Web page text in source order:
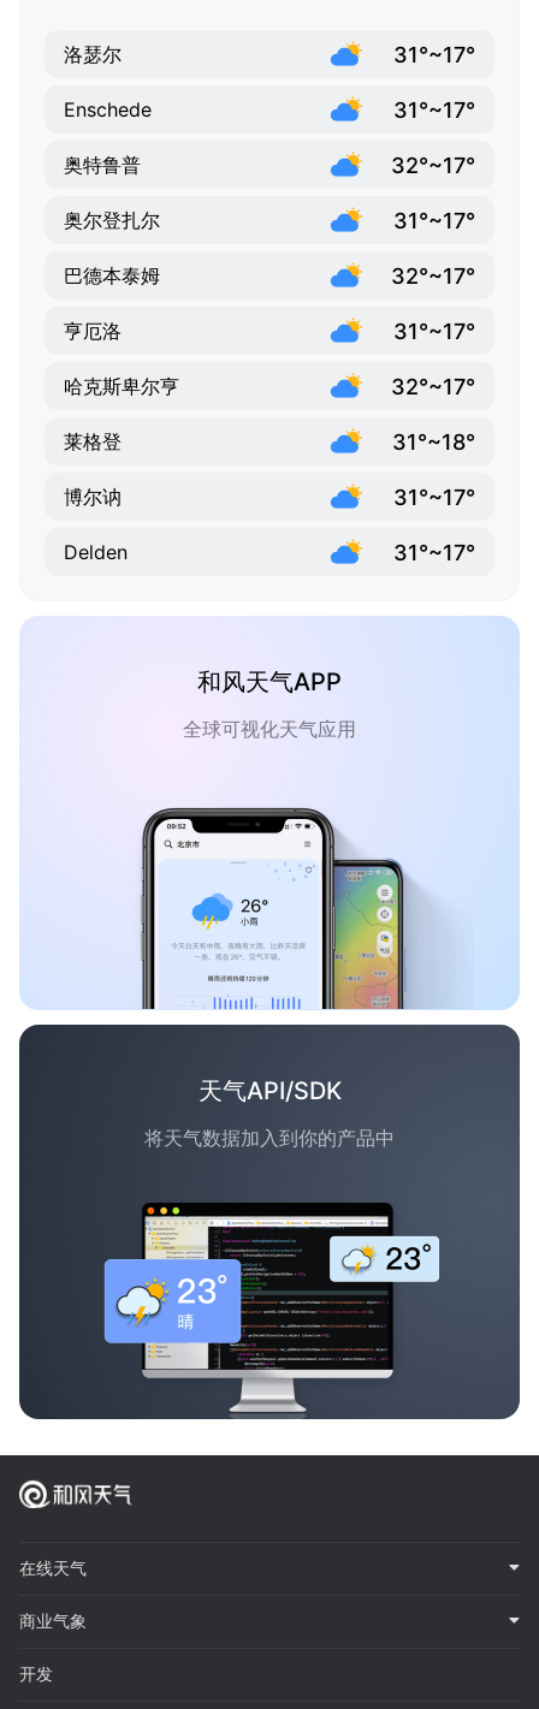
洛瑟尔 31°~17°
Enschede 31°~17°
奥特鲁普 32°~17°
奥尔登扎尔 31°~17°
巴德本泰姆 32°~17°
亨厄洛 31°~17°
哈克斯卑尔亨 32°~17°
莱格登 31°~18°
博尔讷 31°~17°
Delden 31°~17°
和风天气APP
全球可视化天气应用
天气API/SDK
将天气数据加入到你的产品中
在线天气
商业气象
开发